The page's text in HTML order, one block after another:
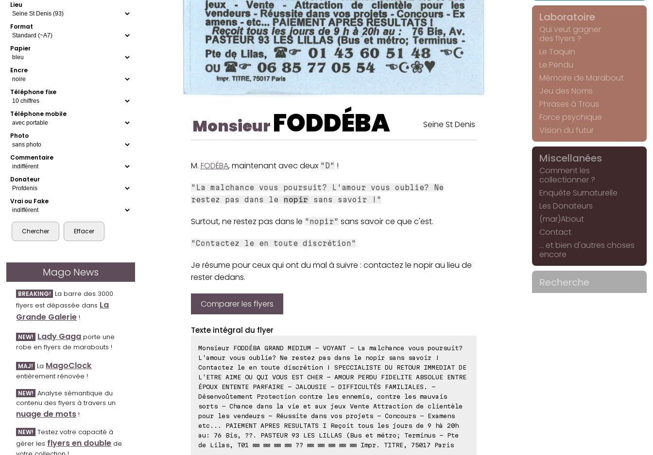
Lieu
Format
Papier
Encre
Téléphone fixe
Téléphone mobile
Photo
Commentaire
Donateur
Vrai ou Fake
Mago News
BREAKING! La barre des 3000
flyers est dépassée dans La
Grande Galerie !
NEW! Lady Gaga porte une
robe en flyers de marabouts !
MAJ! La MagoClock
entièrement rénovée !
NEW! Analyse sémantique du
contenu des flyers à travers un
nuage de mots !
NEW! Testez votre capacité à
gérer les flyers en double de
MonsieurFODDÉBA Seine St Denis
M. FODÉBA, maintenant avec deux "D" !
"La malchance vous poursuit? L'amour vous oublie? Ne
restez pas dans le
nopir sans savoir !"
Surtout, ne restez pas dans le "nopir" sans savoir ce que c'est.
"Contactez le en toute discrétion"
Je résume pour ceux qui ont du mal à suivre : contactez le nopir au lieu de
rester dedans.
Comparer les flyers
Texte intégral du flyer
Monsieur FODDÉBA GRAND MEDIUM - VOYANT - La malchance vous poursuit?
L'amour vous oublie? Ne restez pas dans le nopir sans savoir !
Contactez le en toute discrétion ! SPECCIALISTE DU RETOUR IMMEDIAT DE
L'ETRE AIME OU QUI VOUS EST CHER - AMOUR PERDU FIDELITE ABSOLUE ENTRE
ÉPOUX ENTENTE PARFAIRE - JALOUSIE - DIFFICULTÉS FAMILIALES. -
Désenvoûtement Protection contre les ennemis, contre les mauvais
sorts - Chance dans la vie et aux jeux Vente Attraction de clientèle
pour les vendeurs - Réussite dans vos projets - Concours - Examens
etc... PAIEMENT APRES RESULTATS I Reçoit tous les jours de 9 hà 20h
au: 76 Bis, ??. PASTEUR 93 LES LILLAS (Bus et métro; Terminus - Pte
de Lilas, T01 ⊠⊠ ⊠⊠ ⊠⊠ ⊠⊠ ?? ⊠⊠ ⊠⊠ ⊠⊠ ⊠⊠ ⊠⊠ Impr. TITRE, 75017 Paris
Laboratoire
Qui veut gagner
des flyers ?
Le Taquin
Le Pendu
Mémoire de Marabout
Jeu des Noms
Phrases à Trous
Force psychique
Vision du futur
Miscellanées
Comment les
collectionner ?
Enquête Surnaturelle
Les Donateurs
(mar)About
Contact
... et bien d'autres choses
encore
Recherche